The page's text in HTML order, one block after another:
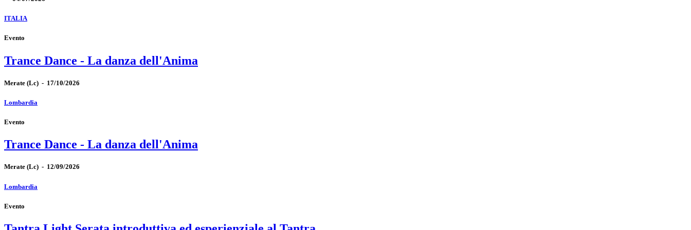
ITALIA
Evento
Trance Dance - La danza dell'Anima
Merate (Lc) - 17/10/2026
Lombardia
Evento
Trance Dance - La danza dell'Anima
Merate (Lc) - 12/09/2026
Lombardia
Evento